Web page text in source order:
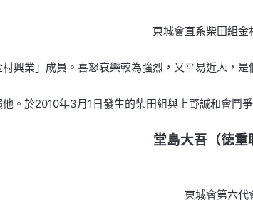
東城會直系柴田組金
興業」成員。喜怒哀樂較為強烈，又平易近人，是
。於2010年3月1日發生的柴田組與上野誠和會鬥
堂島大吾（徳重
東城會第六代